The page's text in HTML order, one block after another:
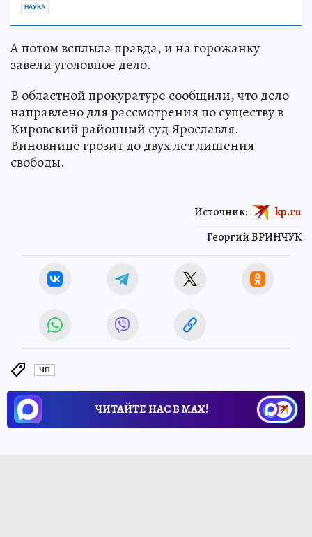
НАУКА
А потом всплыла правда, и на горожанку
завели уголовное дело.
В областной прокуратуре сообщили, что дело
направлено для рассмотрения по существу в
Кировский районный суд Ярославля.
Виновнице грозит до двух лет лишения
свободы.
Георгий БРИНЧУК
Источник: kp.ru
ЧП
ЧИТАЙТЕ НАС В МАХ!